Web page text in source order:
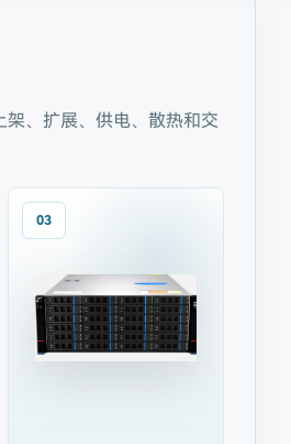
、扩展、供电、散热和交
03